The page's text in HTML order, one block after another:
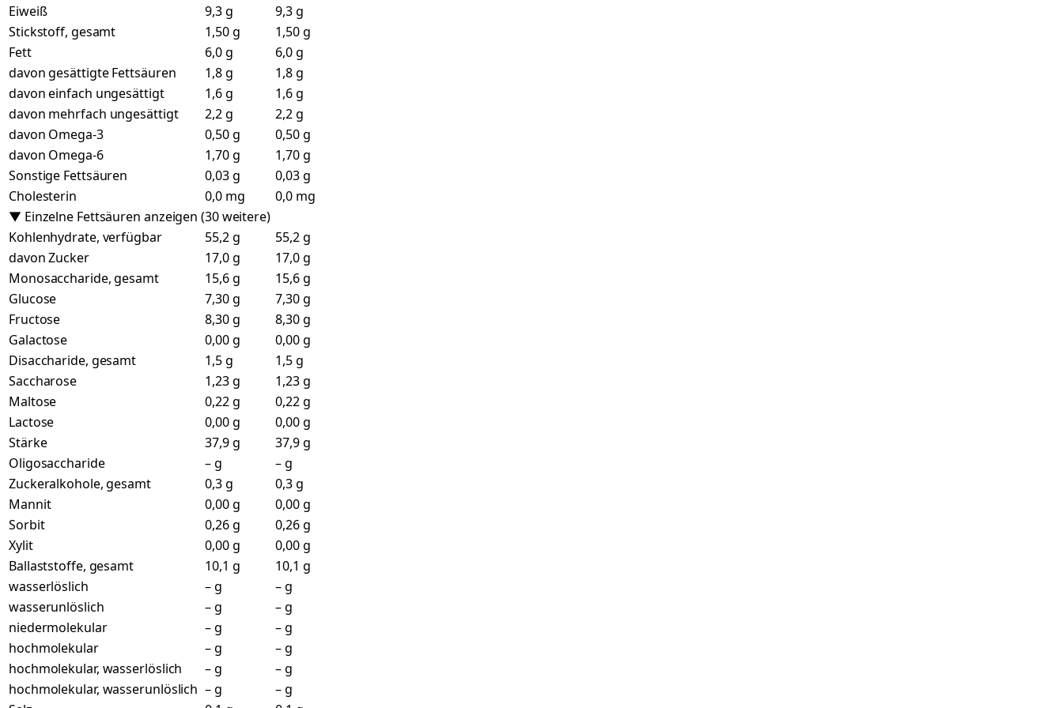
Eiweiß
9,3 g
9,3 g
Stickstoff, gesamt
1,50 g
1,50 g
Fett
6,0 g
6,0 g
davon gesättigte Fettsäuren
1,8 g
1,8 g
davon einfach ungesättigt
1,6 g
1,6 g
davon mehrfach ungesättigt
2,2 g
2,2 g
davon Omega-3
0,50 g
0,50 g
davon Omega-6
1,70 g
1,70 g
Sonstige Fettsäuren
0,03 g
0,03 g
Cholesterin
0,0 mg
0,0 mg
▼ Einzelne Fettsäuren anzeigen (30 weitere)
Kohlenhydrate, verfügbar
55,2 g
55,2 g
davon Zucker
17,0 g
17,0 g
Monosaccharide, gesamt
15,6 g
15,6 g
Glucose
7,30 g
7,30 g
Fructose
8,30 g
8,30 g
Galactose
0,00 g
0,00 g
Disaccharide, gesamt
1,5 g
1,5 g
Saccharose
1,23 g
1,23 g
Maltose
0,22 g
0,22 g
Lactose
0,00 g
0,00 g
Stärke
37,9 g
37,9 g
Oligosaccharide
– g
– g
Zuckeralkohole, gesamt
0,3 g
0,3 g
Mannit
0,00 g
0,00 g
Sorbit
0,26 g
0,26 g
Xylit
0,00 g
0,00 g
Ballaststoffe, gesamt
10,1 g
10,1 g
wasserlöslich
– g
– g
wasserunlöslich
– g
– g
niedermolekular
– g
– g
hochmolekular
– g
– g
hochmolekular, wasserlöslich
– g
– g
hochmolekular, wasserunlöslich – g
– g